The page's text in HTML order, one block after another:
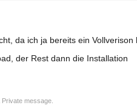
da ich ja bereits ein Vollverison
der Rest dann die Installation
message.